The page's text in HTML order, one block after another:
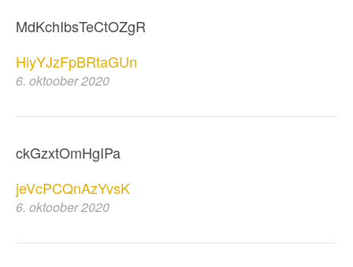
MdKchIbsTeCtOZgR
HiyYJzFpBRtaGUn
6. oktoober 2020
ckGzxtOmHgIPa
jeVcPCQnAzYvsK
6. oktoober 2020